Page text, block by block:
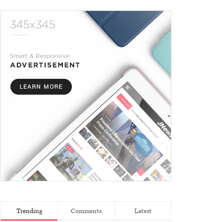
Trending Comments Latest